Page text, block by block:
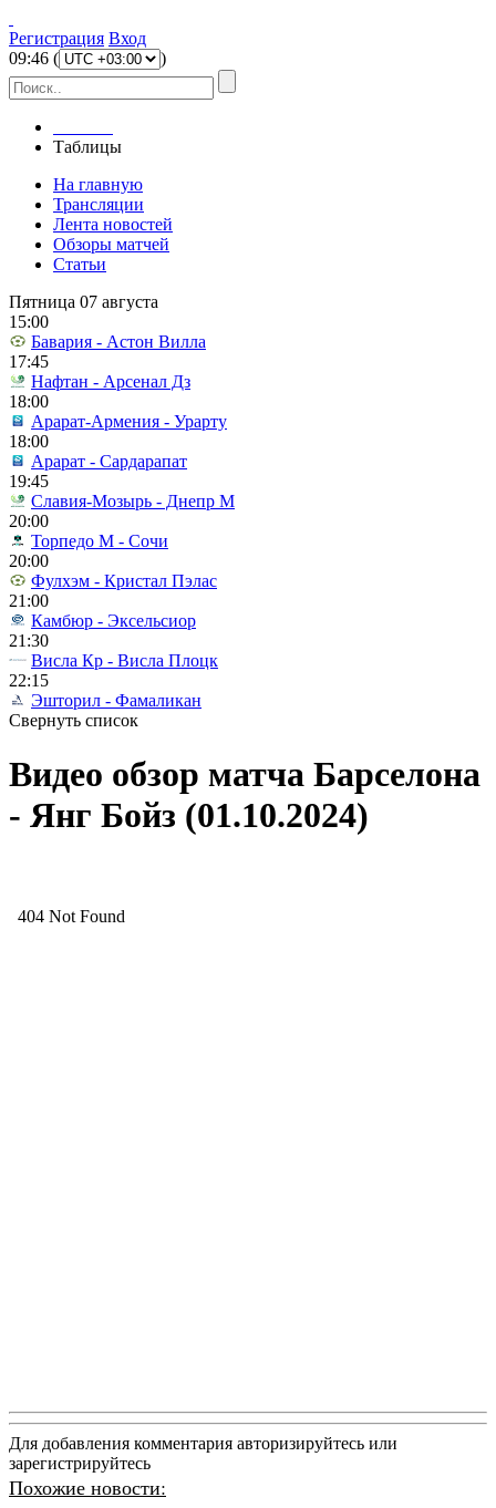
Регистрация Вход
09:46 ( )
Таблицы
На главную
Трансляции
Лента новостей
Обзоры матчей
Статьи
Пятница 07 августа
15:00
Бавария - Астон Вилла
17:45
Нафтан - Арсенал Дз
18:00
Арарат-Армения - Урарту
18:00
Арарат - Сардарапат
19:45
Славия-Мозырь - Днепр М
20:00
Торпедо М - Сочи
20:00
Фулхэм - Кристал Пэлас
21:00
Камбюр - Эксельсиор
21:30
Висла Кр - Висла Плоцк
22:15
Эшторил - Фамаликан
Свернуть список
Видео обзор матча Барселона
- Янг Бойз (01.10.2024)
Для добавления комментария авторизируйтесь или
зарегистрируйтесь
Похожие новости: